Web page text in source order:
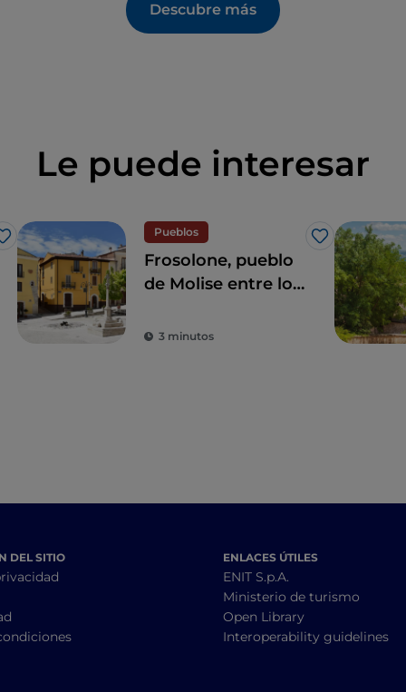
Descubre más
Le puede interesar
Me gusta
Pueblos
Me gusta
Frosolone, pueblo
de Molise entre los
3 minutos
DEL SITIO ENLACES ÚTILES
ENIT S.p.A.
Ministerio de turismo
Open Library
Interoperability guidelines